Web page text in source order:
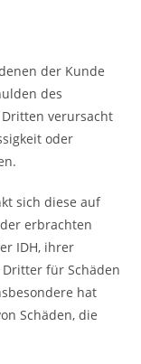
der Kunde
des
verursacht
oder
sich diese auf
erbrachten
IDH, ihrer
für Schäden
hat
Schäden, die